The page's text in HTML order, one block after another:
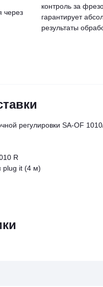
через
контроль за
гарантирует
результаты
регулировки SA-OF
R
plug it (4 м)